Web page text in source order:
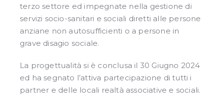
terzo settore ed impegnate nella gestione di
servizi socio-sanitari e sociali diretti alle persone
anziane non autosufficienti o a persone in
grave disagio sociale.
La progettualità si è conclusa il 30 Giugno 2024
ed ha segnato l’attiva partecipazione di tutti i
partner e delle locali realtà associative e sociali.